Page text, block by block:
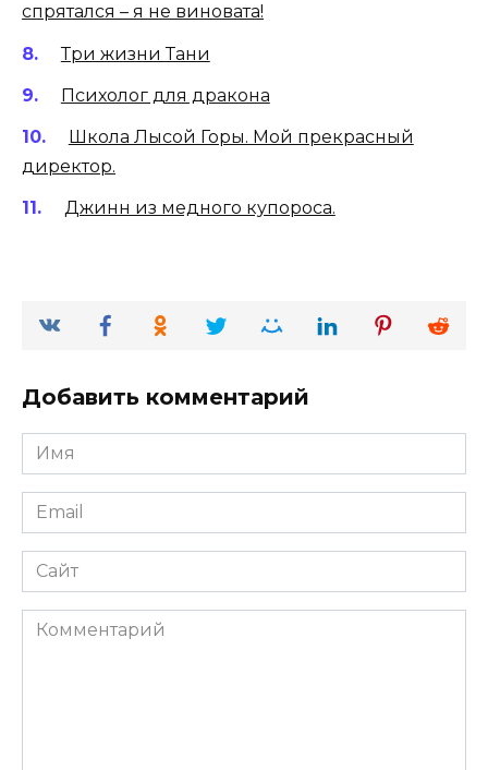
спрятался – я не виновата!
Три жизни Тани
Психолог для дракона
Школа Лысой Горы. Мой прекрасный
директор.
Джинн из медного купороса.
Добавить комментарий
Имя
*
Email
*
Сайт
Комментарий